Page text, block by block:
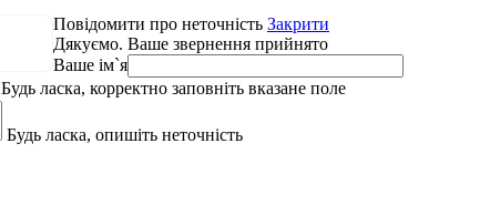
Повідомити про неточність Закрити
Дякуємо. Ваше звернення прийнято
Ваше ім`я
Будь ласка, корректно заповніть вказане поле
Будь ласка, опишіть неточність